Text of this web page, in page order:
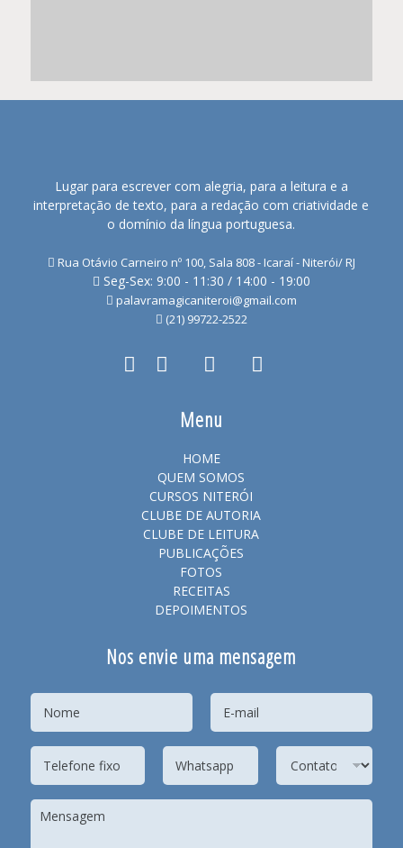
Lugar para escrever com alegria, para a leitura e a
interpretação de texto, para a redação com criatividade e
o domínio da língua portuguesa.
Rua Otávio Carneiro nº 100, Sala 808 - Icaraí - Niterói/ RJ
Seg-Sex: 9:00 - 11:30 / 14:00 - 19:00
palavramagicaniteroi@gmail.com
(21) 99722-2522
Menu
HOME
QUEM SOMOS
CURSOS NITERÓI
CLUBE DE AUTORIA
CLUBE DE LEITURA
PUBLICAÇÕES
FOTOS
RECEITAS
DEPOIMENTOS
Nos envie uma mensagem